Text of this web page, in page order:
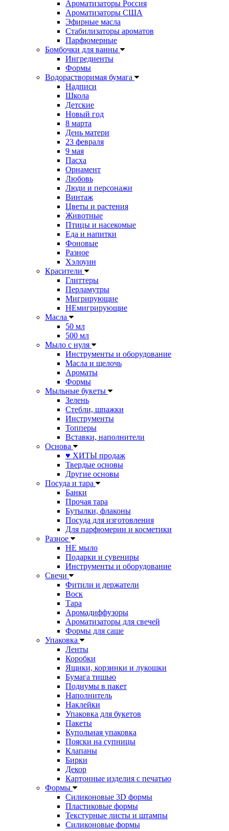
Ароматизаторы Россия
Ароматизаторы США
Эфирные масла
Стабилизаторы ароматов
Парфюмерные
Бомбочки для ванны
Ингредиенты
Формы
Водорастворимая бумага
Надписи
Школа
Детские
Новый год
8 марта
День матери
23 февраля
9 мая
Пасха
Орнамент
Любовь
Люди и персонажи
Винтаж
Цветы и растения
Животные
Птицы и насекомые
Еда и напитки
Фоновые
Разное
Хэлоуин
Красители
Глиттеры
Перламутры
Мигрирующие
НЕмигрирующие
Масла
50 мл
500 мл
Мыло с нуля
Инструменты и оборудование
Масла и щелочь
Ароматы
Формы
Мыльные букеты
Зелень
Стебли, шпажки
Инструменты
Топперы
Вставки, наполнители
Основа
♥ ХИТЫ продаж
Твердые основы
Другие основы
Посуда и тара
Банки
Прочая тара
Бутылки, флаконы
Посуда для изготовления
Для парфюмерии и косметики
Разное
НЕ мыло
Подарки и сувениры
Инструменты и оборудование
Свечи
Фитили и держатели
Воск
Тара
Аромадиффузоры
Ароматизаторы для свечей
Формы для саше
Упаковка
Ленты
Коробки
Ящики, корзинки и лукошки
Бумага тишью
Подиумы в пакет
Наполнитель
Наклейки
Упаковка для букетов
Пакеты
Купольная упаковка
Пояски на супницы
Клапаны
Бирки
Декор
Картонные изделия с печатью
Формы
Силиконовые 3D формы
Пластиковые формы
Текстурные листы и штампы
Силиконовые формы